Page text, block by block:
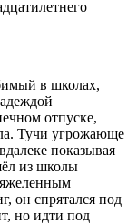
в школах,
отпуске,
Тучи угрожающе
показывая
из школы
он спрятался под
но идти под